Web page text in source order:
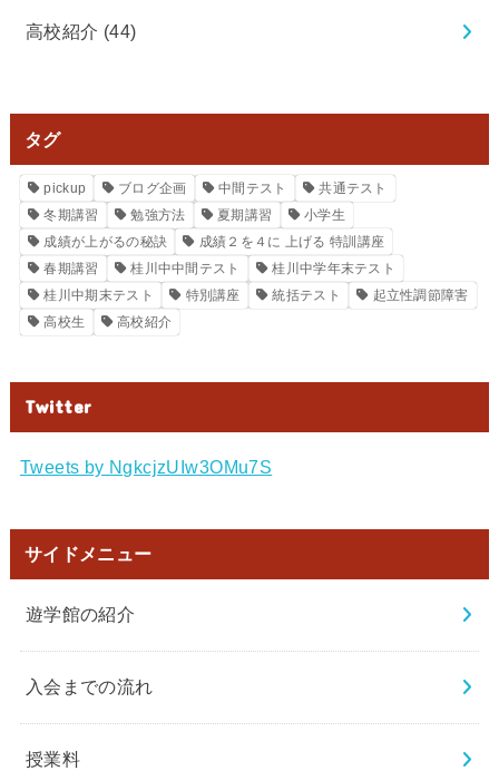
高校紹介 (44)
タグ
pickup ブログ企画 中間テスト
共通テスト
冬期講習
勉強方法 夏期講習
小学生
成績が上がるの秘訣
成績２を４に 上げる 特訓講座
春期講習
桂川中中間テスト
桂川中学年末テスト
桂川中期末テスト
特別講座 統括テスト
起立性調節障害
高校生
高校紹介
Twitter
Tweets by NgkcjzUIw3OMu7S
サイドメニュー
遊学館の紹介
入会までの流れ
授業料